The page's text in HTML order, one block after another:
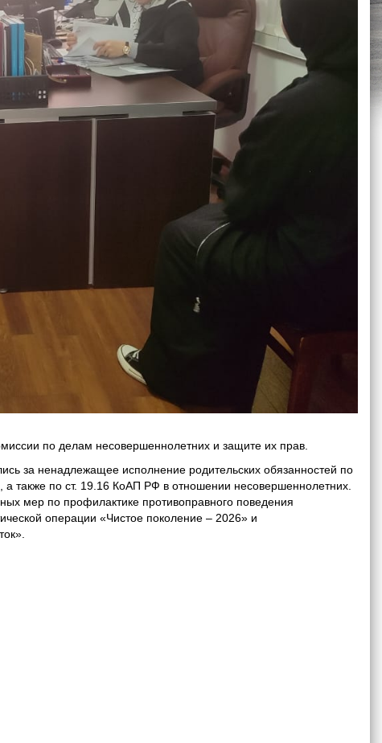
по делам несовершеннолетних и защите их прав.
за ненадлежащее исполнение родительских обязанностей по
также по ст. 19.16 КоАП РФ в отношении несовершеннолетних.
мер по профилактике противоправного поведения
операции «Чистое поколение – 2026» и